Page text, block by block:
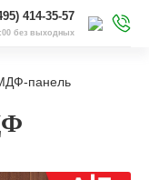
414-35-57
без выходных
панель